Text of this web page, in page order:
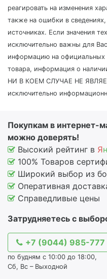
реагировать на изменения
также на ошибки в
источниках. Если значения
исключительно важны для
информацию на официальных
товара, информация о
НИ В КОЕМ СЛУЧАЕ НЕ
исключительно
Покупкам в интернет-
можно доверять!
Высокий рейтинг в Я
100% Товаров
Широкий выбор из
Оперативная
Справедливые цены
Затрудняетесь с
+7 (9044) 985-777
по будням с 10:00 до 18:00,
Сб, Вс – Выходной